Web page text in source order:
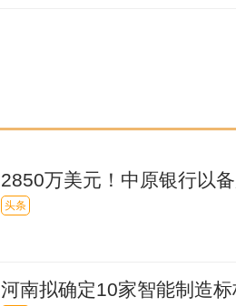
2850万美元！中原银行以
外成功发债
头条
河南拟确定10家智能制造